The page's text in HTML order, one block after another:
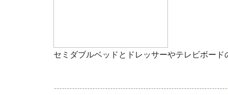
セミダブルベッドとドレッサーやテレビボード